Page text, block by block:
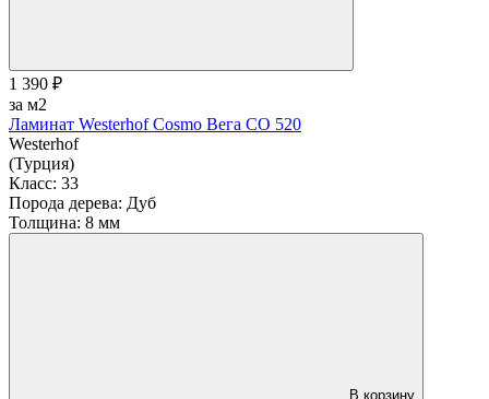
1 390 ₽
за м2
Ламинат Westerhof Cosmo Вега СО 520
Westerhof
(Турция)
Класс: 33
Порода дерева: Дуб
Толщина: 8 мм
В корзину